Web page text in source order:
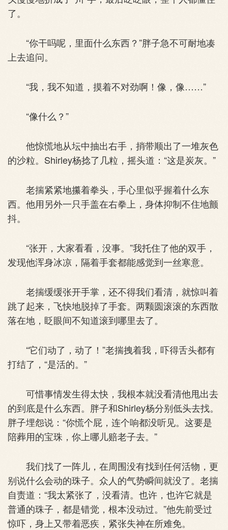
了。
“你干吗呢，里面什么东西？”胖子急不可耐地凑
上去追问。
“我，我不知道，摸着不对劲啊！像，像……”
“像什么？”
他惊慌地从坛中抽出右手，捎带顺出了一堆灰色
的沙粒。Shirley杨捻了几粒，摇头道：“这是炭灰。”
老揣紧紧地攥着拳头，手心里似乎握着什么东
西。他用另外一只手盖在右拳上，身体抑制不住地颤
抖。
“张开，大家看看，没事。”我托住了他的双手，
发现他浑身冰凉，隔着手套都能感觉到一丝寒意。
老揣缓缓张开手掌，还不得我们看清，就惊叫着
跳了起来，飞快地脱掉了手套。两颗圆滚滚的东西散
落在地，眨眼间不知道滚到哪里去了。
“它们动了，动了！”老揣拽着我，吓得舌头都有
打结了，“是活的。”
可惜事情发生得太快，我根本就没看清他甩出去
的到底是什么东西。胖子和Shirley杨分别低头去找。
胖子埋怨说：“你慌个屁，连个响都没听见。这要是
陪葬用的宝珠，你上哪儿赔老子去。”
我们找了一阵儿，在周围没有找到任何活物，更
别说什么会动的珠子。众人的气势瞬间就没了。老揣
自责道：“我太紧张了，没看清。也许，也许它就是
普通的珠子，都是错觉，根本没动过。”他先前受过
惊吓，身上又带着恶疾，紧张失神在所难免。